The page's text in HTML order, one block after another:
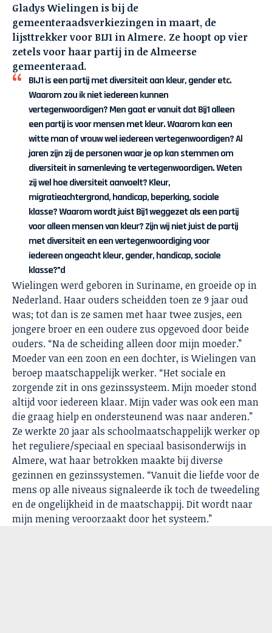
Gladys Wielingen is bij de
gemeenteraadsverkiezingen in maart, de
lijsttrekker voor BIJ1 in Almere. Ze hoopt op vier
zetels voor haar partij in de Almeerse
gemeenteraad.
BIJ1 is een partij met diversiteit aan kleur, gender etc.
Waarom zou ik niet iedereen kunnen
vertegenwoordigen? Men gaat er vanuit dat Bij1 alleen
een partij is voor mensen met kleur. Waarom kan een
witte man of vrouw wel iedereen vertegenwoordigen? Al
jaren zijn zij de personen waar je op kan stemmen om
diversiteit in samenleving te vertegenwoordigen. Weten
zij wel hoe diversiteit aanvoelt? Kleur,
migratieachtergrond, handicap, beperking, sociale
klasse? Waarom wordt juist Bij1 weggezet als een partij
voor alleen mensen van kleur? Zijn wij niet juist de partij
met diversiteit en een vertegenwoordiging voor
iedereen ongeacht kleur, gender, handicap, sociale
klasse?”d
Wielingen werd geboren in Suriname, en groeide op in
Nederland. Haar ouders scheidden toen ze 9 jaar oud
was; tot dan is ze samen met haar twee zusjes, een
jongere broer en een oudere zus opgevoed door beide
ouders. “Na de scheiding alleen door mijn moeder.”
Moeder van een zoon en een dochter, is Wielingen van
beroep maatschappelijk werker. “Het sociale en
zorgende zit in ons gezinssysteem. Mijn moeder stond
altijd voor iedereen klaar. Mijn vader was ook een man
die graag hielp en ondersteunend was naar anderen.”
Ze werkte 20 jaar als schoolmaatschappelijk werker op
het reguliere/speciaal en speciaal basisonderwijs in
Almere, wat haar betrokken maakte bij diverse
gezinnen en gezinssystemen. “Vanuit die liefde voor de
mens op alle niveaus signaleerde ik toch de tweedeling
en de ongelijkheid in de maatschappij. Dit wordt naar
mijn mening veroorzaakt door het systeem.”